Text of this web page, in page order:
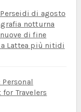
di agosto
notturna
di fine
Lattea più nitidi
Personal
for Travelers